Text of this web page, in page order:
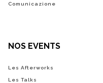
Comunicazione
NOS EVENTS
Les Afterworks
Les Talks